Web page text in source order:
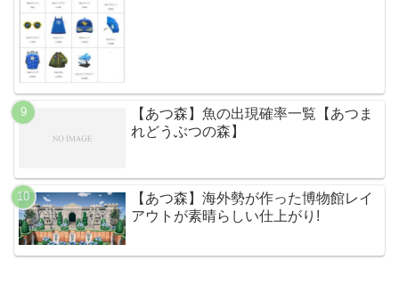
【あつ森】魚の出現確率一覧【あつま
れどうぶつの森】
【あつ森】海外勢が作った博物館レイ
アウトが素晴らしい仕上がり!